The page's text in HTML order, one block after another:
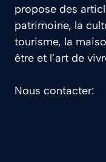
propose des
patrimoine, la
tourisme, la
être et l’art de
Nous contacter: